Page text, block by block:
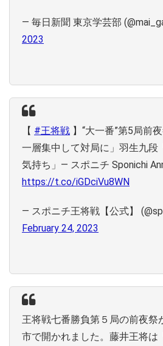
— 毎日新聞 東京学芸部
2023
【 #王将戦 】“大一番”第5局前
一層集中して対局に」羽生九段
気持ち」― スポニチ Sponichi
https://t.co/iGDciVu8WN
— スポニチ王将戦【公式】
February 24, 2023
王将戦七番勝負第５局の前夜祭
市で開かれました。藤井王将は